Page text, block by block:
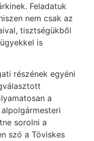
Feladatuk
nem csak az
tisztségükből
is
részének egyéni
a
sorolni a
szó a Töviskes